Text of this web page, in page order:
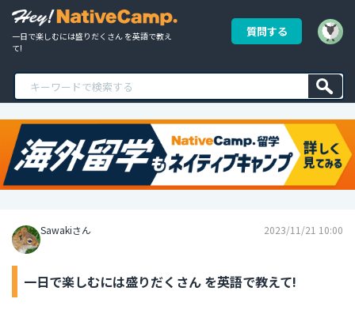
一日で楽しむには盛りだくさん を英語で教え
て!
質問する
Sawakiさん 2023/11/21 10:00
一日で楽しむには盛りだくさん を英語で教えて!